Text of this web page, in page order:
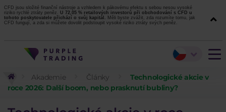
CFD jsou složité finanční nástroje a vzhledem k pákovému efektu s sebou nesou vysoké
riziko rychlé ztráty peněz. U 72,05 % retailových investorů při obchodování s CFD u
tohoto poskytovatele přichází o svůj kapitál. Měli byste zvážit, zda rozumíte tomu, jak
CFD fungují, a zda si můžete dovolit podstoupit vysoké riziko ztráty svých peněz.
Akademie Články
Technologické akcie v
roce 2026: Další boom, nebo prasknutí bubliny?